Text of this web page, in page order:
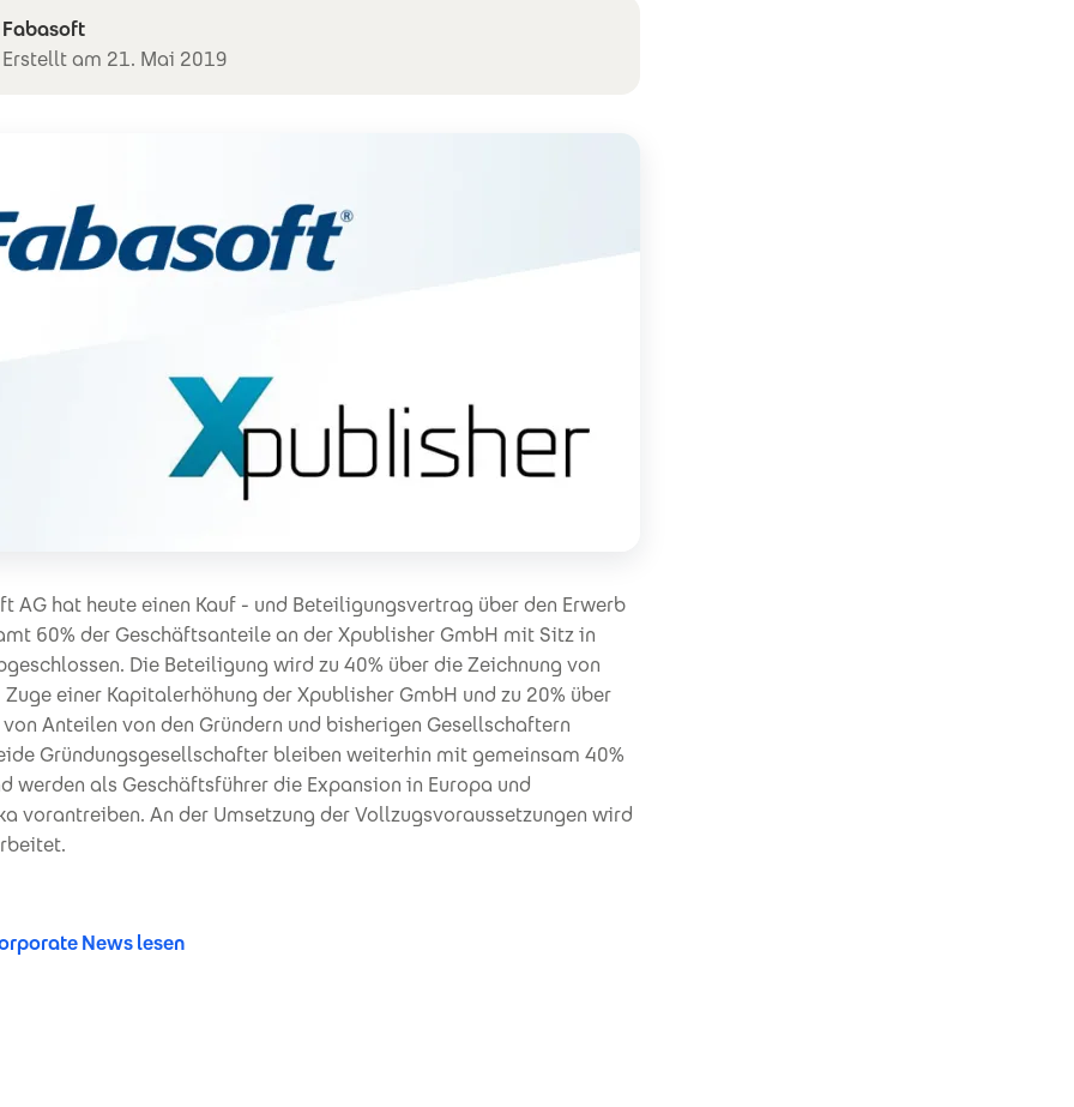
Fabasoft
Erstellt am 21. Mai 2019
AG hat heute einen Kauf - und Beteiligungsvertrag über den Erwerb
60% der Geschäftsanteile an der Xpublisher GmbH mit Sitz in
Die Beteiligung wird zu 40% über die Zeichnung von
einer Kapitalerhöhung der Xpublisher GmbH und zu 20% über
Anteilen von den Gründern und bisherigen Gesellschaftern
Gründungsgesellschafter bleiben weiterhin mit gemeinsam 40%
werden als Geschäftsführer die Expansion in Europa und
vorantreiben. An der Umsetzung der Vollzugsvoraussetzungen wird
News lesen